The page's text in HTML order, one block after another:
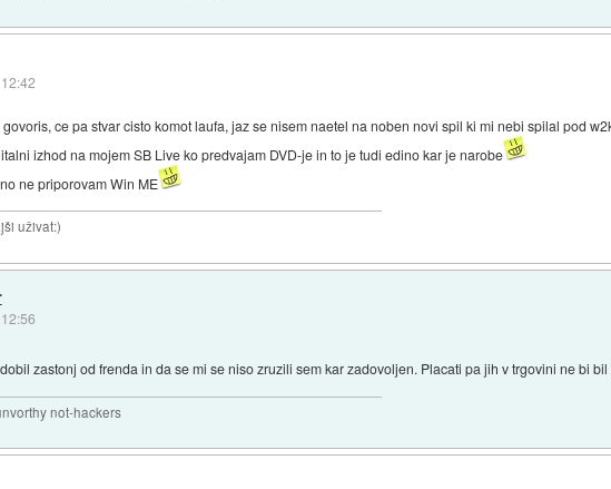
ce pa stvar cisto komot laufa, jaz se nisem naetel na noben novi spil ki mi nebi spilal pod
izhod na mojem SB Live ko predvajam DVD-je in to je tudi edino kar je narobe
ne priporovam Win ME
uživat:)
zastonj od frenda in da se mi se niso zruzili sem kar zadovoljen. Placati pa jih v trgovini ne bi
not-hackers